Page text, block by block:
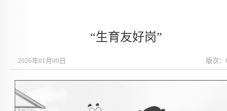
“生育友好岗”
版次：
2026年01月09日